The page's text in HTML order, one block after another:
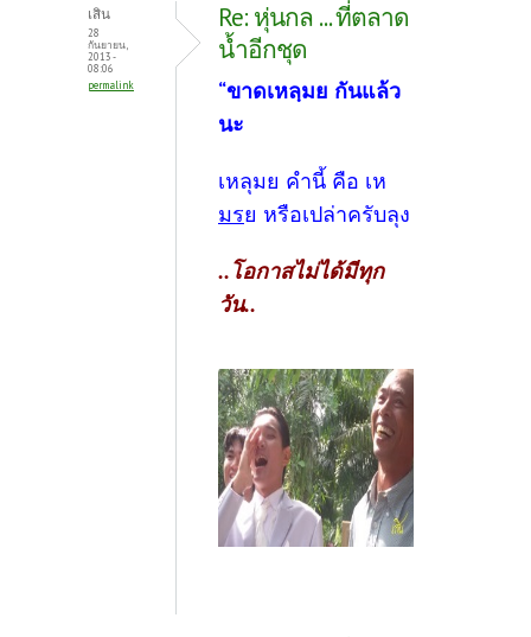
เสิน
28
กันยายน,
2013 -
08:06
permalink
Re: หุ่นกล ... ที่ตลาด
น้ำอีกชุด
“ขาดเหลฺมย กันแล้ว
นะ
เหลุมย คำนี้ คือ เห
มรย หรือเปล่าครับลุง
..โอกาสไม่ได้มีทุก
วัน..